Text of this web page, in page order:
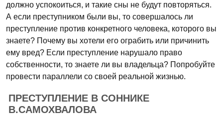
должно успокоиться, и такие сны не будут повторяться.
А если преступником были вы, то совершалось ли
преступление против конкретного человека, которого вы
знаете? Почему вы хотели его ограбить или причинить
ему вред? Если преступление нарушало право
собственности, то знаете ли вы владельца? Попробуйте
провести параллели со своей реальной жизнью.
ПРЕСТУПЛЕНИЕ В СОННИКЕ
В.САМОХВАЛОВА